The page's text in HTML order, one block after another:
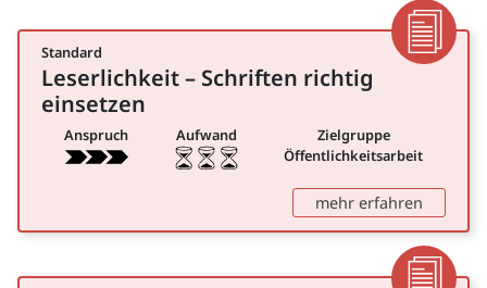
Standard
für Öffentlichkeitsarbeit
Leserlichkeit – Schriften richtig
einsetzen
Anspruch Aufwand
Zielgruppe
Öffentlichkeitsarbeit
mehr erfahren